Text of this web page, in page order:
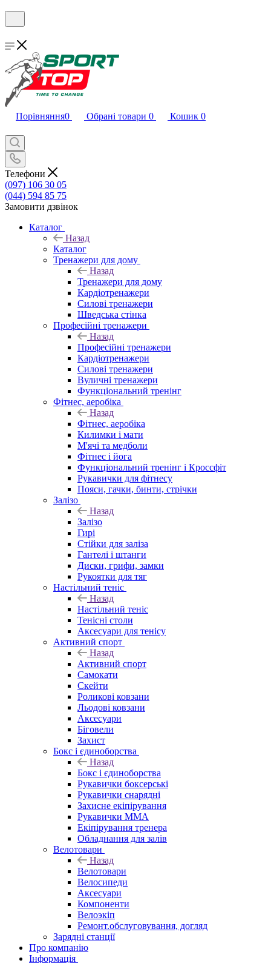
Порівняння0 Обрані товари 0 Кошик 0
Телефони
(097) 106 30 05
(044) 594 85 75
Замовити дзвінок
Каталог
Назад
Каталог
Тренажери для дому
Назад
Тренажери для дому
Кардіотренажери
Силові тренажери
Шведська стінка
Професійні тренажери
Назад
Професійні тренажери
Кардіотренажери
Силові тренажери
Вуличні тренажери
Функціональний тренінг
Фітнес, аеробіка
Назад
Фітнес, аеробіка
Килимки і мати
М'ячі та медболи
Фітнес і йога
Функціональний тренінг і Кроссфіт
Рукавички для фітнесу
Пояси, гачки, бинти, стрічки
Залізо
Назад
Залізо
Гирі
Стійки для заліза
Гантелі і штанги
Диски, грифи, замки
Рукоятки для тяг
Настільний теніс
Назад
Настільний теніс
Тенісні столи
Аксесуари для тенісу
Активний спорт
Назад
Активний спорт
Самокати
Скейти
Роликові ковзани
Льодові ковзани
Аксесуари
Біговели
Захист
Бокс і єдиноборства
Назад
Бокс і єдиноборства
Рукавички боксерські
Рукавички снарядні
Захисне екіпірування
Рукавички ММА
Екіпірування тренера
Обладнання для залів
Велотовари
Назад
Велотовари
Велосипеди
Аксесуари
Компоненти
Велоэкіп
Ремонт.обслуговування, догляд
Зарядні станції
Про компанію
Інформація